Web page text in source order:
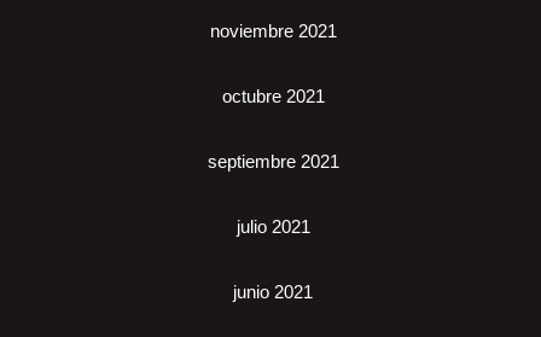
noviembre 2021
octubre 2021
septiembre 2021
julio 2021
junio 2021